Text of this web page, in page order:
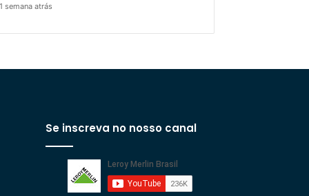
1 semana atrás
Se inscreva no nosso canal